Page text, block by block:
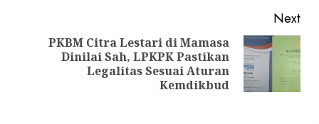
Next
PKBM Citra Lestari di Mamasa
Dinilai Sah, LPKPK Pastikan
Legalitas Sesuai Aturan
Kemdikbud